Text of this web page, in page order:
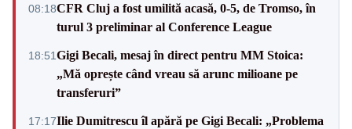
08:18CFR Cluj a fost umilită acasă, 0-5, de Tromso, în
turul 3 preliminar al Conference League
18:51Gigi Becali, mesaj în direct pentru MM Stoica:
„Mă oprește când vreau să arunc milioane pe
transferuri”
17:17Ilie Dumitrescu îl apără pe Gigi Becali: „Problema